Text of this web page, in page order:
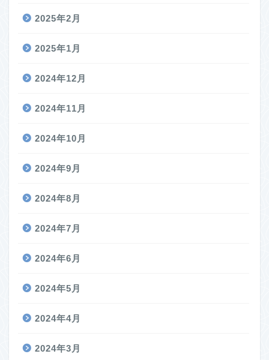
2025年2月
2025年1月
2024年12月
2024年11月
2024年10月
2024年9月
2024年8月
2024年7月
2024年6月
2024年5月
2024年4月
2024年3月